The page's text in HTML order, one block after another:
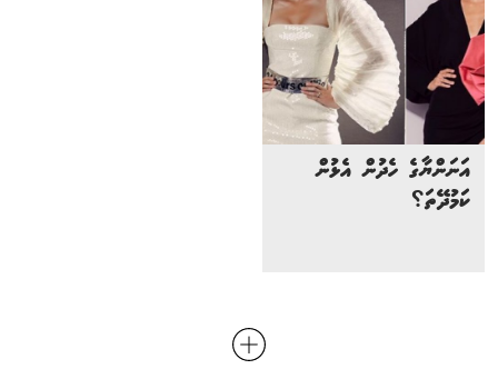
އަނަންޔާގެ ހެދުން އެޅުން
ކަމުދޭތަ؟